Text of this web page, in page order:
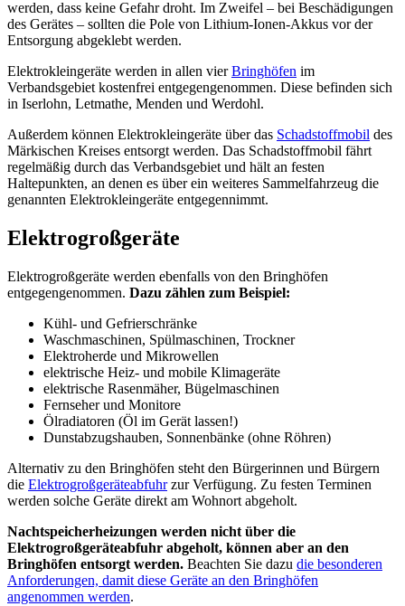
werden, dass keine Gefahr droht. Im Zweifel – bei Beschädigungen
des Gerätes – sollten die Pole von Lithium-Ionen-Akkus vor der
Entsorgung abgeklebt werden.
Elektrokleingeräte werden in allen vierBringhöfen im
Verbandsgebiet kostenfrei entgegengenommen. Diese befinden sich
in Iserlohn, Letmathe, Menden und Werdohl.
Außerdem können Elektrokleingeräte über das Schadstoffmobil des
Märkischen Kreises entsorgt werden. Das Schadstoffmobil fährt
regelmäßig durch das Verbandsgebiet und hält an festen
Haltepunkten, an denen es über ein weiteres Sammelfahrzeug die
genannten Elektrokleingeräte entgegennimmt.
Elektrogroßgeräte
Elektrogroßgeräte werden ebenfalls von den Bringhöfen
entgegengenommen. Dazu zählen zum Beispiel:
Kühl- und Gefrierschränke
Waschmaschinen, Spülmaschinen, Trockner
Elektroherde und Mikrowellen
elektrische Heiz- und mobile Klimageräte
elektrische Rasenmäher, Bügelmaschinen
Fernseher und Monitore
Ölradiatoren (Öl im Gerät lassen!)
Dunstabzugshauben, Sonnenbänke (ohne Röhren)
Alternativ zu den Bringhöfen steht den Bürgerinnen und Bürgern
die Elektrogroßgeräteabfuhrzur Verfügung. Zu festen Terminen
werden solche Geräte direkt am Wohnort abgeholt.
Nachtspeicherheizungen werden nicht über die
Elektrogroßgeräteabfuhr abgeholt, können aber an den
Bringhöfen entsorgt werden. Beachten Sie dazu die besonderen
Anforderungen, damit diese Geräte an den Bringhöfen
angenommen werden.